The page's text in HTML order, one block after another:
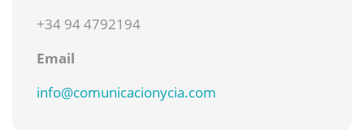
+34 94 4792194
Email
info@comunicacionycia.com